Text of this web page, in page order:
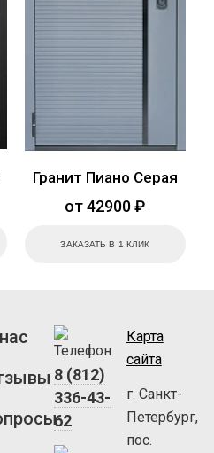
Гранит Пиано Серая
от 42900 ₽
ЗАКАЗАТЬ В 1 КЛИК
8 (812)
336-43-
62
Карта
сайта
г. Санкт-
Петербург,
пос.